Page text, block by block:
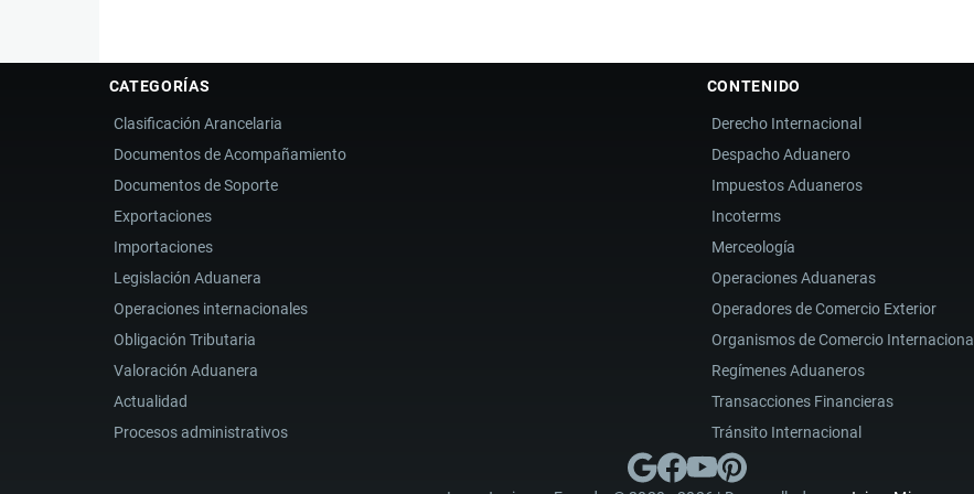
CATEGORÍAS
Clasificación Arancelaria
Documentos de Acompañamiento
Documentos de Soporte
Exportaciones
Importaciones
Legislación Aduanera
Operaciones internacionales
Obligación Tributaria
Valoración Aduanera
Actualidad
Procesos administrativos
CONTENIDO
Derecho Internacional
Despacho Aduanero
Impuestos Aduaneros
Incoterms
Merceología
Operaciones Aduaneras
Operadores de Comercio Exterior
Organismos de Comercio Internacional
Regímenes Aduaneros
Transacciones Financieras
Tránsito Internacional